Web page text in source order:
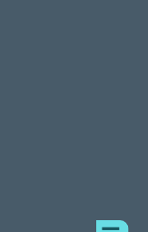
venster)
in een nieuw venster)
(opent in een nieuw